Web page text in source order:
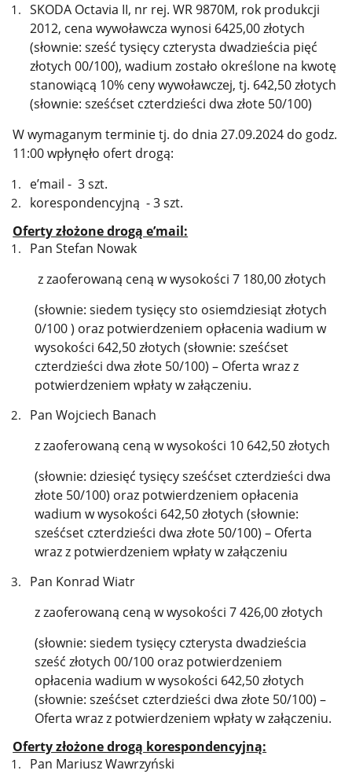
SKODA Octavia II, nr rej. WR 9870M, rok produkcji
2012, cena wywoławcza wynosi 6425,00 złotych
(słownie: sześć tysięcy czterysta dwadzieścia pięć
złotych 00/100), wadium zostało określone na kwotę
stanowiącą 10% ceny wywoławczej, tj. 642,50 złotych
(słownie: sześćset czterdzieści dwa złote 50/100)
W wymaganym terminie tj. do dnia 27.09.2024 do godz.
11:00 wpłynęło ofert drogą:
e’mail - 3 szt.
korespondencyjną - 3 szt.
Oferty złożone drogą e’mail:
Pan Stefan Nowak
z zaoferowaną ceną w wysokości 7 180,00 złotych
(słownie: siedem tysięcy sto osiemdziesiąt złotych
0/100 ) oraz potwierdzeniem opłacenia wadium w
wysokości 642,50 złotych (słownie: sześćset
czterdzieści dwa złote 50/100) – Oferta wraz z
potwierdzeniem wpłaty w załączeniu.
Pan Wojciech Banach
z zaoferowaną ceną w wysokości 10 642,50 złotych
(słownie: dziesięć tysięcy sześćset czterdzieści dwa
złote 50/100) oraz potwierdzeniem opłacenia
wadium w wysokości 642,50 złotych (słownie:
sześćset czterdzieści dwa złote 50/100) – Oferta
wraz z potwierdzeniem wpłaty w załączeniu
Pan Konrad Wiatr
z zaoferowaną ceną w wysokości 7 426,00 złotych
(słownie: siedem tysięcy czterysta dwadzieścia
sześć złotych 00/100 oraz potwierdzeniem
opłacenia wadium w wysokości 642,50 złotych
(słownie: sześćset czterdzieści dwa złote 50/100) –
Oferta wraz z potwierdzeniem wpłaty w załączeniu.
Oferty złożone drogą korespondencyjną:
Pan Mariusz Wawrzyński